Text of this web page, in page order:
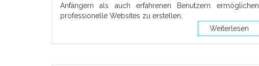
Anfängern als auch erfahrenen Benutzern ermöglichen,
professionelle Websites zu erstellen.
Weiterlesen